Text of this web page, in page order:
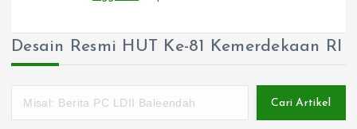
Desain Resmi HUT Ke-81 Kemerdekaan RI
Cari Artikel